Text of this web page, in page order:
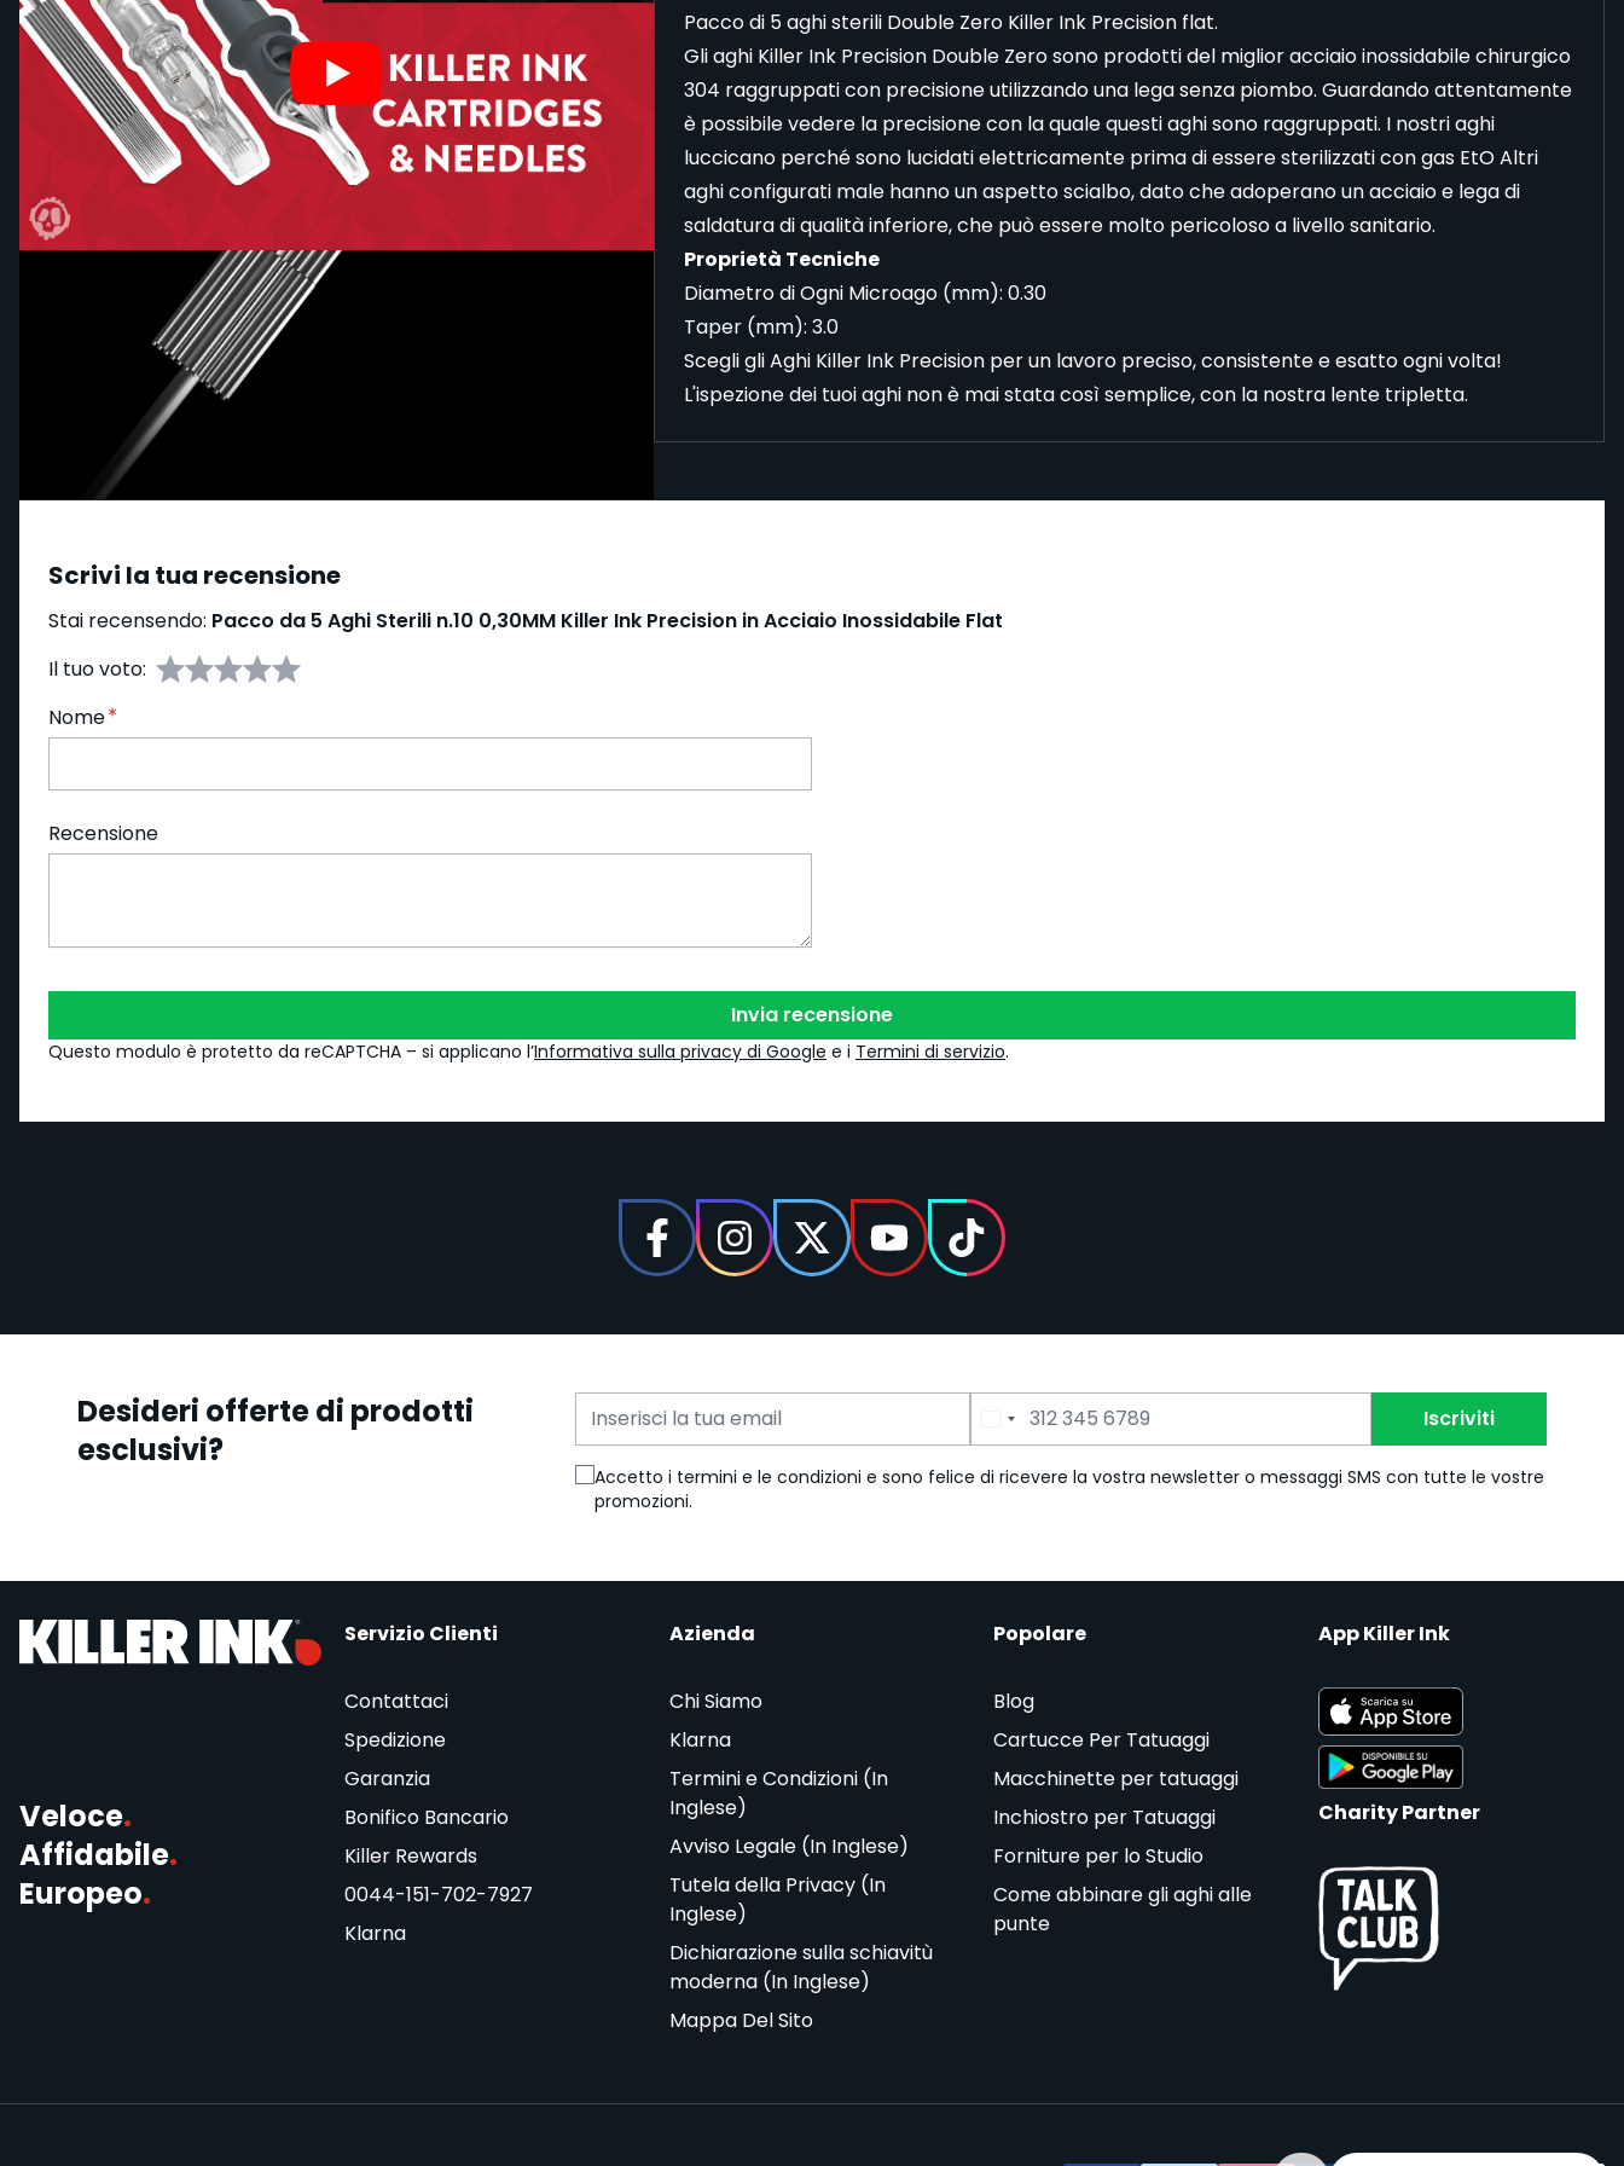
Pacco di 5 aghi sterili Double Zero Killer Ink Precision flat.
Gli aghi Killer Ink Precision Double Zero sono prodotti del miglior acciaio inossidabile chirurgico
304 raggruppati con precisione utilizzando una lega senza piombo. Guardando attentamente
è possibile vedere la precisione con la quale questi aghi sono raggruppati. I nostri aghi
luccicano perché sono lucidati elettricamente prima di essere sterilizzati con gas EtO Altri
aghi configurati male hanno un aspetto scialbo, dato che adoperano un acciaio e lega di
saldatura di qualità inferiore, che può essere molto pericoloso a livello sanitario.
Proprietà Tecniche
Diametro di Ogni Microago (mm): 0.30
Taper (mm): 3.0
Scegli gli Aghi Killer Ink Precision per un lavoro preciso, consistente e esatto ogni volta!
L'ispezione dei tuoi aghi non è mai stata così semplice, con la nostra lente tripletta.
Scrivi la tua recensione
Stai recensendo: Pacco da 5 Aghi Sterili n.10 0,30MM Killer Ink Precision in Acciaio Inossidabile Flat
Il tuo voto:
Nome
Recensione
Invia recensione
Questo modulo è protetto da reCAPTCHA – si applicano l’Informativa sulla privacy di Google e i Termini di servizio.
Desideri offerte di prodotti
esclusivi?
Indirizzo Email
Numero di Telefono Iscriviti
Accetto i termini e le condizioni e sono felice di ricevere la vostra newsletter o messaggi SMS con tutte le vostre
promozioni.
Veloce.
Affidabile.
Europeo.
Servizio Clienti
Contattaci
Spedizione
Garanzia
Bonifico Bancario
Killer Rewards
0044-151-702-7927
Klarna
Azienda
Chi Siamo
Klarna
Termini e Condizioni (In
Inglese)
Avviso Legale (In Inglese)
Tutela della Privacy (In
Inglese)
Dichiarazione sulla schiavitù
moderna (In Inglese)
Mappa Del Sito
Popolare
Blog
Cartucce Per Tatuaggi
Macchinette per tatuaggi
Inchiostro per Tatuaggi
Forniture per lo Studio
Come abbinare gli aghi alle
punte
App Killer Ink
Charity Partner